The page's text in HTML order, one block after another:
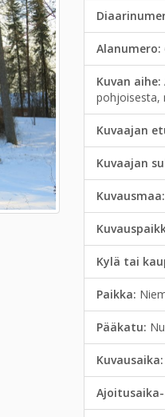
Alanumero:
Kuvan aihe:
pohjoisesta,
Kuvaajan
Kuvaajan
Kuvausmaa:
Kylä tai
Paikka:
Pääkatu: